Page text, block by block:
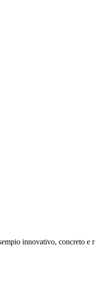
innovativo, concreto e